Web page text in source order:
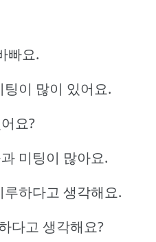
빠요.
이 많이 있어요.
요?
미팅이 많아요.
하다고 생각해요.
다고 생각해요?